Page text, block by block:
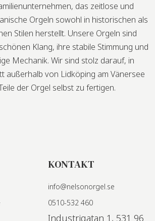
das zeitlose und
Orgeln sowohl in historischen als
Stilen herstellt. Unsere Orgeln sind
Klang, ihre stabile Stimmung und
Mechanik. Wir sind stolz darauf, in
außerhalb von Lidköping am Vänersee
der Orgel selbst zu fertigen.
KONTAKT
info@nelsonorgel.se
0510-532 460
Industrigatan 1, 531 96